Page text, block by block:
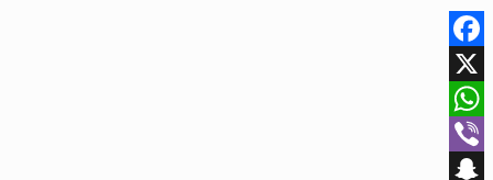
Facebook
X
WhatsApp
Viber